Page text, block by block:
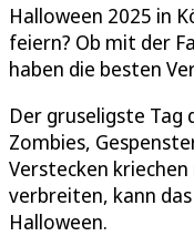
Halloween 2025 in
feiern? Ob mit der
haben die besten
Der gruseligste Tag
Zombies,
Verstecken kriechen
verbreiten, kann
Halloween.